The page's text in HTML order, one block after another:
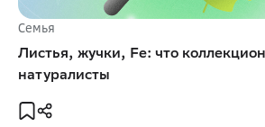
Семья
Листья, жучки, Fe: что
натуралисты